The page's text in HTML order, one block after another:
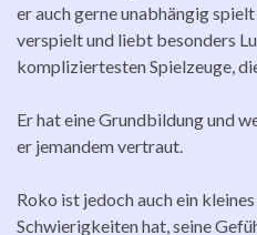
er auch gerne unabhängig
verspielt und liebt besonders
kompliziertesten Spielzeuge,
Er hat eine Grundbildung und
er jemandem vertraut.
Roko ist jedoch auch ein
Schwierigkeiten hat, seine